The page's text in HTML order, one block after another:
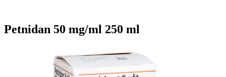
Petnidan 50 mg/ml 250 ml